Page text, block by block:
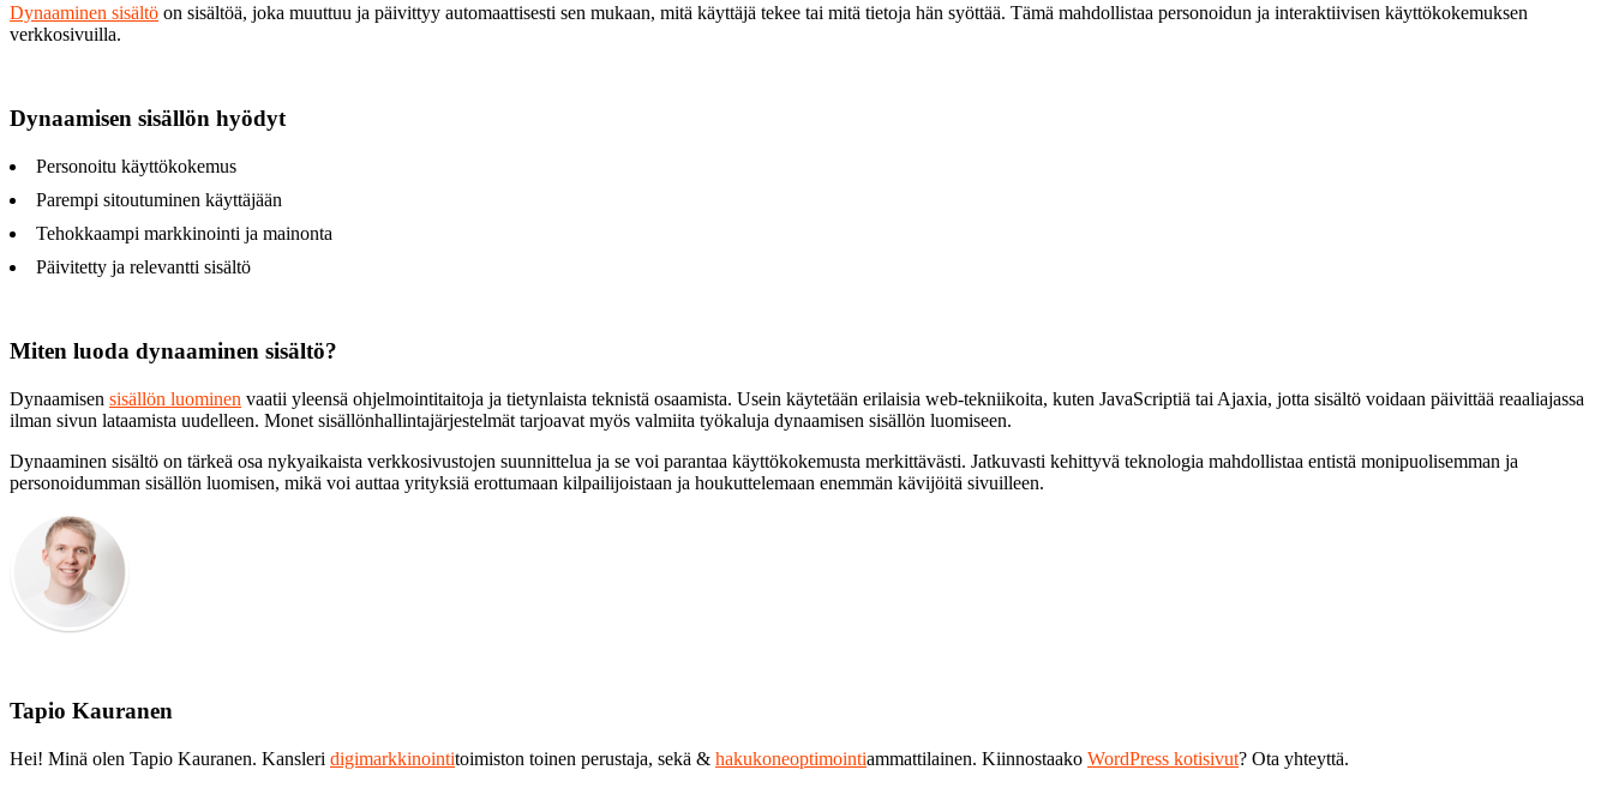
Dynaaminen sisältö on sisältöä, joka muuttuu ja päivittyy automaattisesti sen mukaan, mitä käyttäjä tekee tai mitä tietoja hän syöttää. Tämä mahdollistaa personoidun ja interaktiivisen käyttökokemuksen
verkkosivuilla.
Dynaamisen sisällön hyödyt
Personoitu käyttökokemus
Parempi sitoutuminen käyttäjään
Tehokkaampi markkinointi ja mainonta
Päivitetty ja relevantti sisältö
Miten luoda dynaaminen sisältö?
Dynaamisen sisällön luominen vaatii yleensä ohjelmointitaitoja ja tietynlaista teknistä osaamista. Usein käytetään erilaisia web-tekniikoita, kuten JavaScriptiä tai Ajaxia, jotta sisältö voidaan päivittää reaaliajassa
ilman sivun lataamista uudelleen. Monet sisällönhallintajärjestelmät tarjoavat myös valmiita työkaluja dynaamisen sisällön luomiseen.
Dynaaminen sisältö on tärkeä osa nykyaikaista verkkosivustojen suunnittelua ja se voi parantaa käyttökokemusta merkittävästi. Jatkuvasti kehittyvä teknologia mahdollistaa entistä monipuolisemman ja
personoidumman sisällön luomisen, mikä voi auttaa yrityksiä erottumaan kilpailijoistaan ja houkuttelemaan enemmän kävijöitä sivuilleen.
Tapio Kauranen
Hei! Minä olen Tapio Kauranen. Kansleri digimarkkinointitoimiston toinen perustaja, sekä & hakukoneoptimointiammattilainen. Kiinnostaako WordPress kotisivut? Ota yhteyttä.